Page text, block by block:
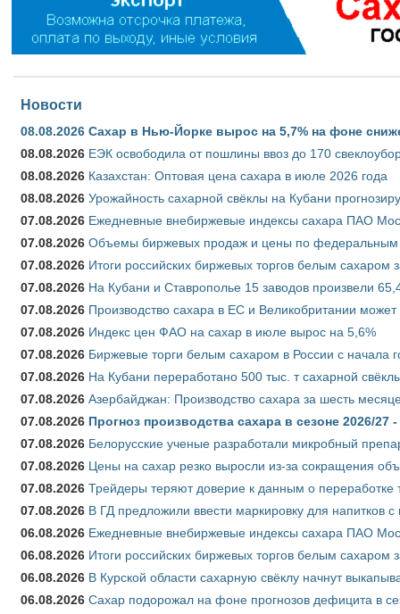
Новости
08.08.2026 Сахар в Нью-Йорке вырос на 5,7% на фоне
08.08.2026 ЕЭК освободила от пошлины ввоз до 170
08.08.2026 Казахстан: Оптовая цена сахара в июле 2026 года
08.08.2026 Урожайность сахарной свёклы на Кубани
07.08.2026 Ежедневные внебиржевые индексы сахара ПАО
07.08.2026 Объемы биржевых продаж и цены по федеральным
07.08.2026 Итоги российских биржевых торгов белым сахаром
07.08.2026 На Кубани и Ставрополье 15 заводов произвели
07.08.2026 Производство сахара в ЕС и Великобритании
07.08.2026 Индекс цен ФАО на сахар в июле вырос на 5,6%
07.08.2026 Биржевые торги белым сахаром в России с начала
07.08.2026 На Кубани переработано 500 тыс. т сахарной
07.08.2026 Азербайджан: Производство сахара за шесть
07.08.2026 Прогноз производства сахара в сезоне 2026/
07.08.2026 Белорусские ученые разработали микробный
07.08.2026 Цены на сахар резко выросли из-за сокращения
07.08.2026 Трейдеры теряют доверие к данным о переработке
07.08.2026 В ГД предложили ввести маркировку для напитков
06.08.2026 Ежедневные внебиржевые индексы сахара ПАО
06.08.2026 Итоги российских биржевых торгов белым сахаром
06.08.2026 В Курской области сахарную свёклу начнут
06.08.2026 Сахар подорожал на фоне прогнозов дефицита в